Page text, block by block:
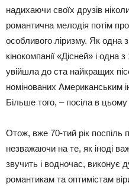
надихаючи своїх друзів
романтична мелодія потім
особливого ліризму. Як одна
кінокомпанії «Дісней» і одна
увійшла до ста найкращих
номінованих Американським
Більше того, – посіла в
Отож, вже 70-тий рік поспіль
незважаючи на те, як іноді
звучить і водночас, виконує
романтикам та оптимістам